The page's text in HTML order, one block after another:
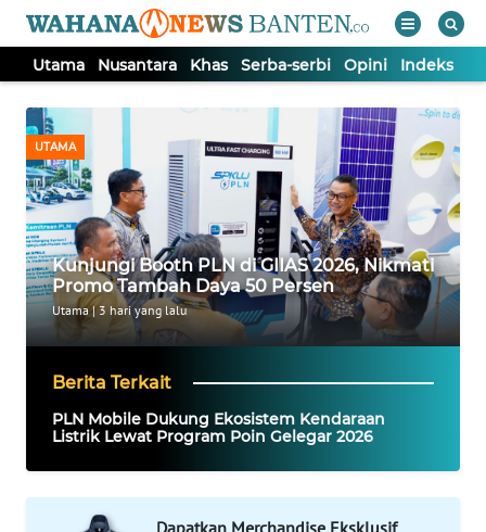
Utama Nusantara Khas Serba-serbi Opini Indeks
UTAMA
Kunjungi Booth PLN di GIIAS 2026, Nikmati
Promo Tambah Daya 50 Persen
Utama|3 hari yang lalu
Berita Terkait
PLN Mobile Dukung Ekosistem Kendaraan
Listrik Lewat Program Poin Gelegar 2026
Tutup
UTAMA
NUSANTARA
KHAS
SERBA-